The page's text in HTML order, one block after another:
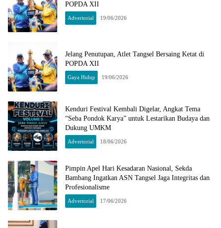
POPDA XII
Advertorial 19/06/2026
Jelang Penutupan, Atlet Tangsel Bersaing Ketat di
POPDA XII
Gaya Hidup 19/06/2026
Kenduri Festival Kembali Digelar, Angkat Tema
“Seba Pondok Karya” untuk Lestarikan Budaya dan
Dukung UMKM
Advertorial 18/06/2026
Pimpin Apel Hari Kesadaran Nasional, Sekda
Bambang Ingatkan ASN Tangsel Jaga Integritas dan
Profesionalisme
Advertorial 17/06/2026